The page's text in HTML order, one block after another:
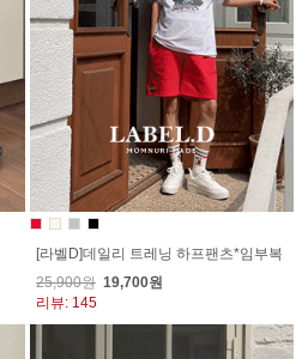
[라벨D]데일리 트레닝 하프팬츠*임부복
25,900원 19,700원
리뷰: 145